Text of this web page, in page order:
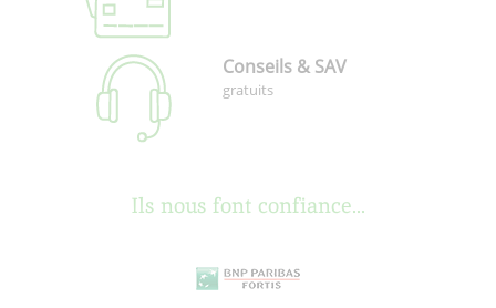
Conseils & SAV
gratuits
Ils nous font confiance...